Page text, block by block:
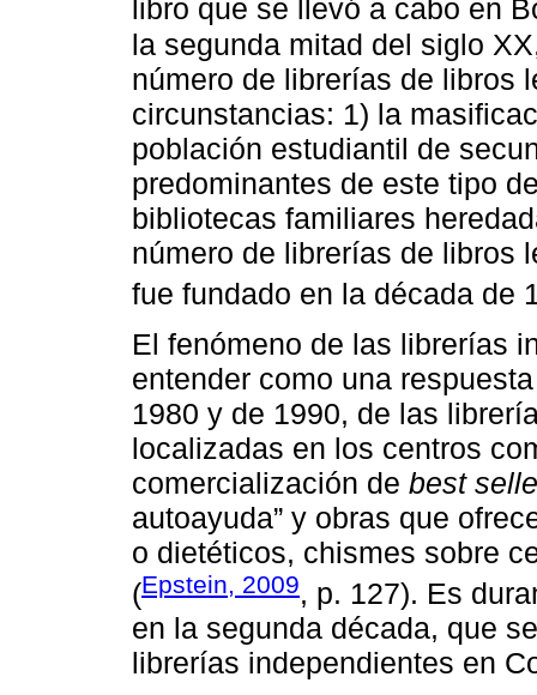
libro que se llevó a cabo en
la segunda mitad del siglo
número de librerías de libros
circunstancias: 1) la
población estudiantil de
predominantes de este tipo
bibliotecas familiares
número de librerías de libros
fue fundado en la década de
El fenómeno de las librerías
entender como una
1980 y de 1990, de las
localizadas en los centros
comercialización de best
autoayuda” y obras que
o dietéticos, chismes sobre
(Epstein, 2009, p. 127). Es
en la segunda década, que
librerías independientes en